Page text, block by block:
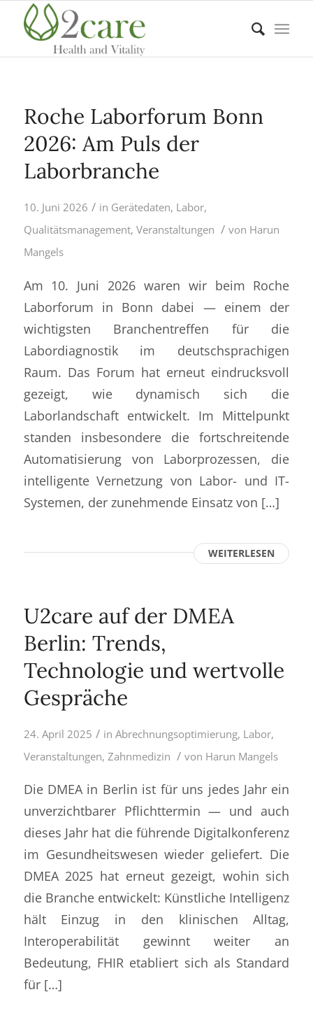
Roche Laborforum Bonn
2026: Am Puls der
Laborbranche
10. Juni 2026 / in Gerätedaten, Labor,
Qualitätsmanagement, Veranstaltungen / von Harun
Mangels
Am 10. Juni 2026 waren wir beim Roche
Laborforum in Bonn dabei — einem der
wichtigsten Branchentreffen für die
Labordiagnostik im deutschsprachigen
Raum. Das Forum hat erneut eindrucksvoll
gezeigt, wie dynamisch sich die
Laborlandschaft entwickelt. Im Mittelpunkt
standen insbesondere die fortschreitende
Automatisierung von Laborprozessen, die
intelligente Vernetzung von Labor- und IT-
Systemen, der zunehmende Einsatz von […]
WEITERLESEN
U2care auf der DMEA
Berlin: Trends,
Technologie und wertvolle
Gespräche
24. April 2025 / in Abrechnungsoptimierung, Labor,
Veranstaltungen, Zahnmedizin / von Harun Mangels
Die DMEA in Berlin ist für uns jedes Jahr ein
unverzichtbarer Pflichttermin — und auch
dieses Jahr hat die führende Digitalkonferenz
im Gesundheitswesen wieder geliefert. Die
DMEA 2025 hat erneut gezeigt, wohin sich
die Branche entwickelt: Künstliche Intelligenz
hält Einzug in den klinischen Alltag,
Interoperabilität gewinnt weiter an
Bedeutung, FHIR etabliert sich als Standard
für […]